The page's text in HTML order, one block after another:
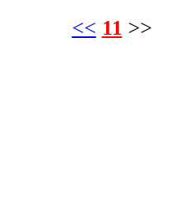
<< 11 >>